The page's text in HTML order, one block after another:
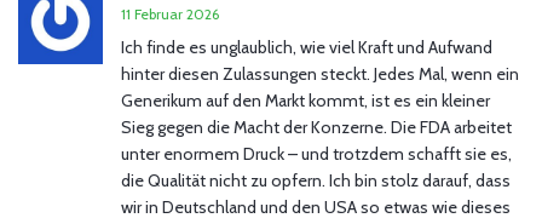
11 Februar 2026
Ich finde es unglaublich, wie viel Kraft und Aufwand
hinter diesen Zulassungen steckt. Jedes Mal, wenn ein
Generikum auf den Markt kommt, ist es ein kleiner
Sieg gegen die Macht der Konzerne. Die FDA arbeitet
unter enormem Druck – und trotzdem schafft sie es,
die Qualität nicht zu opfern. Ich bin stolz darauf, dass
wir in Deutschland und den USA so etwas wie dieses